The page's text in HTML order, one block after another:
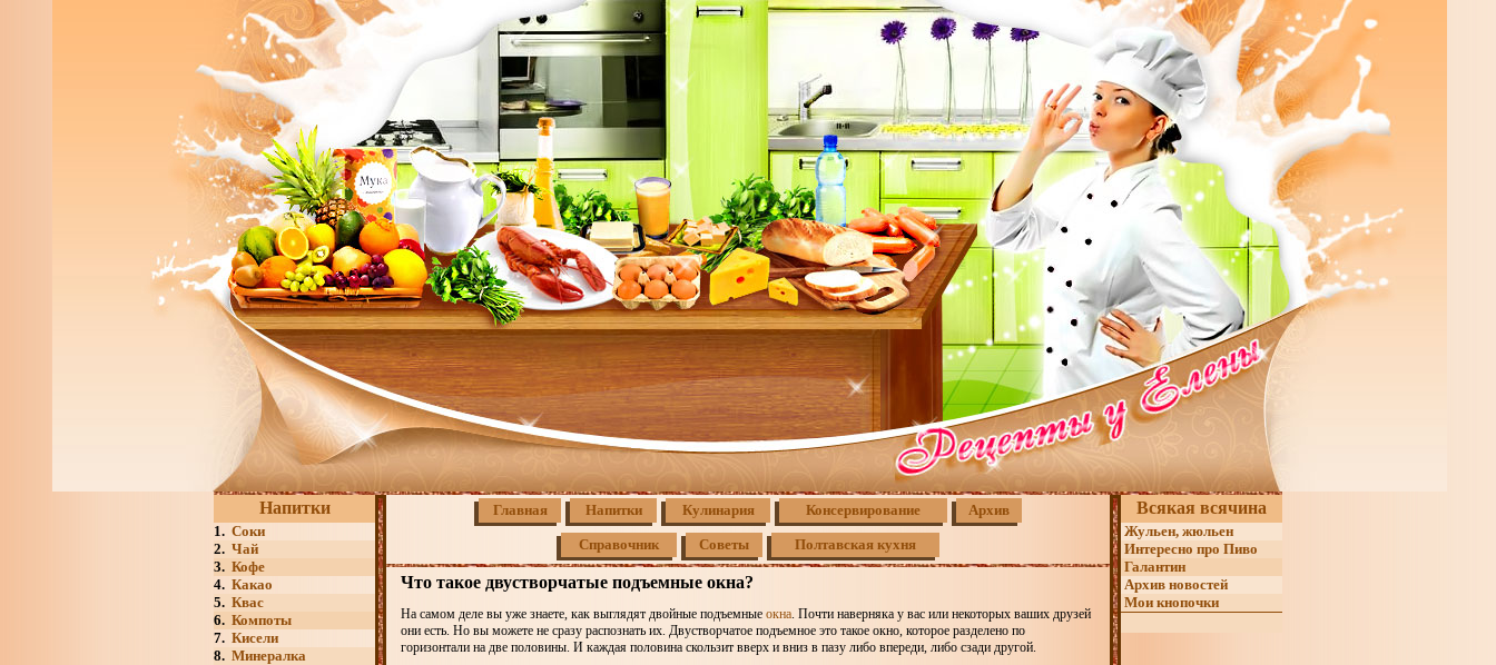
Напитки
1. Соки
2. Чай
3. Кофе
4. Какао
5. Квас
6. Компоты
7. Кисели
8. Минералка
Главная Напитки Кулинария Консервирование Архив
Справочник Советы Полтавская кухня
Что такое двустворчатые подъемные окна?
На самом деле вы уже знаете, как выглядят двойные подъемные окна. Почти наверняка у вас или некоторых ваших друзей
они есть. Но вы можете не сразу распознать их. Двустворчатое подъемное это такое окно, которое разделено по
горизонтали на две половины. И каждая половина скользит вверх и вниз в пазу либо впереди, либо сзади другой.
Всякая всячина
Жульен, жюльен
Интересно про Пиво
Галантин
Архив новостей
Мои кнопочки